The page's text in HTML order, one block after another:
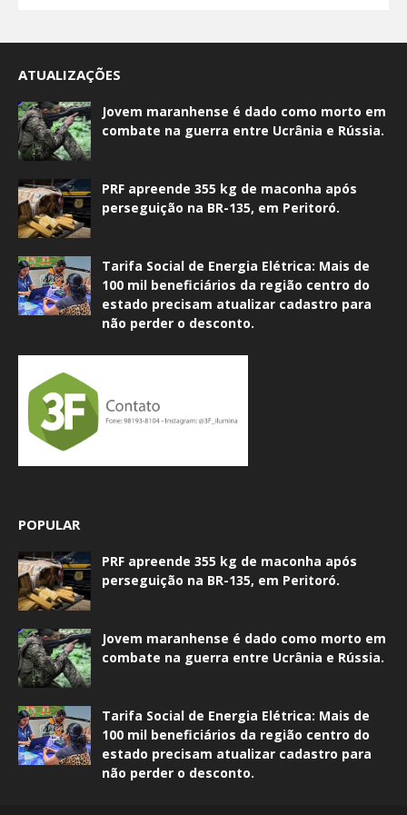
ATUALIZAÇÕES
Jovem maranhense é dado como morto em
combate na guerra entre Ucrânia e Rússia.
PRF apreende 355 kg de maconha após
perseguição na BR-135, em Peritoró.
Tarifa Social de Energia Elétrica: Mais de
100 mil beneficiários da região centro do
estado precisam atualizar cadastro para
não perder o desconto.
POPULAR
PRF apreende 355 kg de maconha após
perseguição na BR-135, em Peritoró.
Jovem maranhense é dado como morto em
combate na guerra entre Ucrânia e Rússia.
Tarifa Social de Energia Elétrica: Mais de
100 mil beneficiários da região centro do
estado precisam atualizar cadastro para
não perder o desconto.